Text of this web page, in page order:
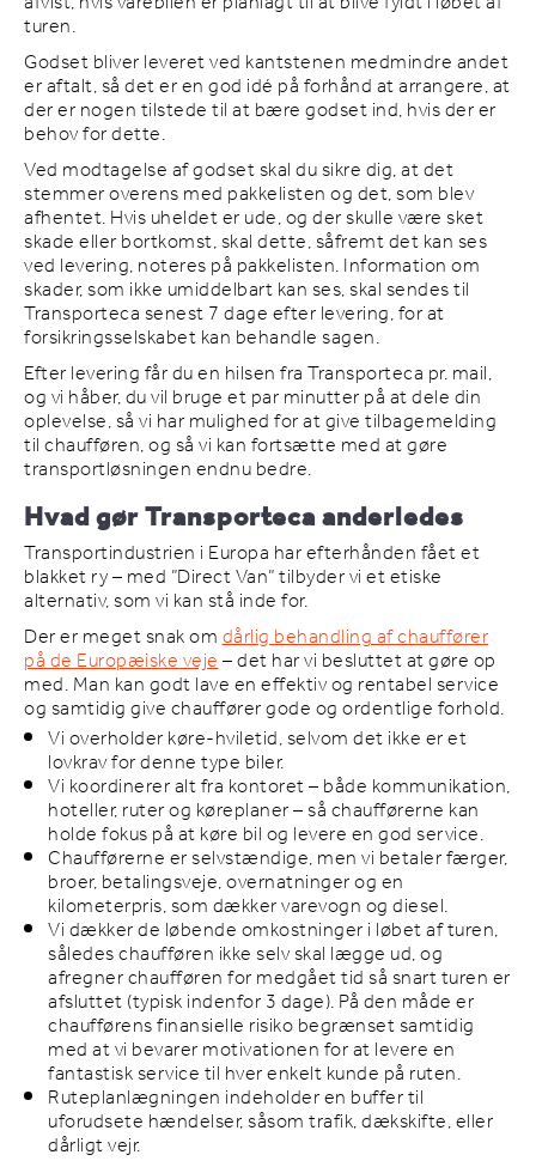
turen.
Godset bliver leveret ved kantstenen medmindre andet
er aftalt, så det er en god idé på forhånd at arrangere, at
der er nogen tilstede til at bære godset ind, hvis der er
behov for dette.
Ved modtagelse af godset skal du sikre dig, at det
stemmer overens med pakkelisten og det, som blev
afhentet. Hvis uheldet er ude, og der skulle være sket
skade eller bortkomst, skal dette, såfremt det kan ses
ved levering, noteres på pakkelisten. Information om
skader, som ikke umiddelbart kan ses, skal sendes til
Transporteca senest 7 dage efter levering, for at
forsikringsselskabet kan behandle sagen.
Efter levering får du en hilsen fra Transporteca pr. mail,
og vi håber, du vil bruge et par minutter på at dele din
oplevelse, så vi har mulighed for at give tilbagemelding
til chaufføren, og så vi kan fortsætte med at gøre
transportløsningen endnu bedre.
Hvad gør Transporteca anderledes
Transportindustrien i Europa har efterhånden fået et
blakket ry – med ”Direct Van” tilbyder vi et etiske
alternativ, som vi kan stå inde for.
Der er meget snak omdårlig behandling af chauffører
på de Europæiske veje– det har vi besluttet at gøre op
med. Man kan godt lave en effektiv og rentabel service
og samtidig give chauffører gode og ordentlige forhold.
Vi overholder køre-hviletid, selvom det ikke er et
lovkrav for denne type biler.
Vi koordinerer alt fra kontoret – både kommunikation,
hoteller, ruter og køreplaner – så chaufførerne kan
holde fokus på at køre bil og levere en god service.
Chaufførerne er selvstændige, men vi betaler færger,
broer, betalingsveje, overnatninger og en
kilometerpris, som dækker varevogn og diesel.
Vi dækker de løbende omkostninger i løbet af turen,
således chaufføren ikke selv skal lægge ud, og
afregner chaufføren for medgået tid så snart turen er
afsluttet (typisk indenfor 3 dage). På den måde er
chaufførens finansielle risiko begrænset samtidig
med at vi bevarer motivationen for at levere en
fantastisk service til hver enkelt kunde på ruten.
Ruteplanlægningen indeholder en buffer til
uforudsete hændelser, såsom trafik, dækskifte, eller
dårligt vejr.